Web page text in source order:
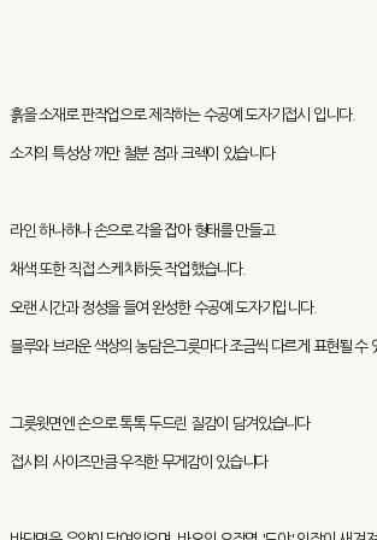
흙을 소재로 판작업으로 제작하는 수공예 도자기접시 입니다.
소지의 특성상 까만 철분 점과 크렉이 있습니다
라인 하나하나 손으로 각을 잡아 형태를 만들고
채색 또한 직접 스케치하듯 작업했습니다.
오랜 시간과 정성을 들여 완성한 수공예 도자기입니다.
블루와 브라운 색상의 농담은그릇마다 조금씩 다르게 표현될 수
그릇윗면엔 손으로 톡톡 두드린 질감이 담겨있습니다
접시의 사이즈만큼 우직한 무게감이 있습니다